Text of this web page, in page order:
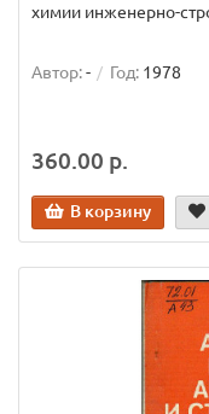
химии инженерно-
Автор:- Год: 1978
360.00 р.
В корзину